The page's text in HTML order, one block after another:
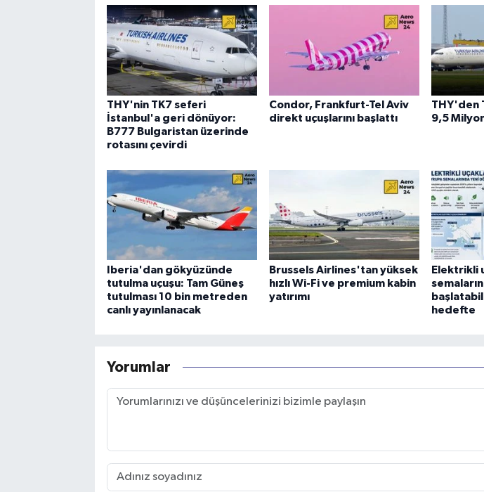
THY'nin TK7 seferi
İstanbul'a geri dönüyor:
B777 Bulgaristan üzerinde
rotasını çevirdi
Condor, Frankfurt-Tel Aviv
direkt uçuşlarını başlattı
THY'den
9,5 Milyon
Iberia'dan gökyüzünde
tutulma uçuşu: Tam Güneş
tutulması 10 bin metreden
canlı yayınlanacak
Brussels Airlines'tan yüksek
hızlı Wi-Fi ve premium kabin
yatırımı
Elektrikli
hedefte
Yorumlar